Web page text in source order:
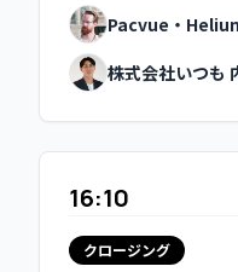
舗成長の裏側と
ウェステックス
株式会社いつも
16:10
Pacvue・
株式会社いつも
16:10
クロージング